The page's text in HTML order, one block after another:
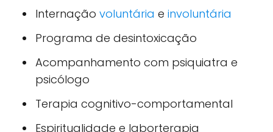
Internação voluntária e involuntária
Programa de desintoxicação
Acompanhamento com psiquiatra e
psicólogo
Terapia cognitivo-comportamental
Espiritualidade e laborterapia